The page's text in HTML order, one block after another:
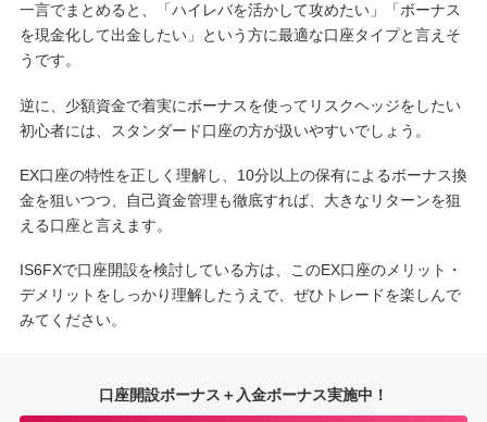
一言でまとめると、「ハイレバを活かして攻めたい」「ボーナス
を現金化して出金したい」という方に最適な口座タイプと言えそ
うです。
逆に、少額資金で着実にボーナスを使ってリスクヘッジをしたい
初心者には、スタンダード口座の方が扱いやすいでしょう。
EX口座の特性を正しく理解し、10分以上の保有によるボーナス換
金を狙いつつ、自己資金管理も徹底すれば、大きなリターンを狙
える口座と言えます。
IS6FXで口座開設を検討している方は、このEX口座のメリット・
デメリットをしっかり理解したうえで、ぜひトレードを楽しんで
みてください。
口座開設ボーナス＋入金ボーナス実施中！